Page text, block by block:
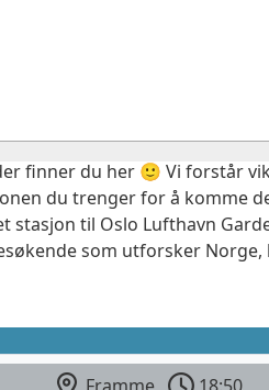
finner du her 🙂 Vi forstår
du trenger for å komme
til Oslo Lufthavn
som utforsker Norge,